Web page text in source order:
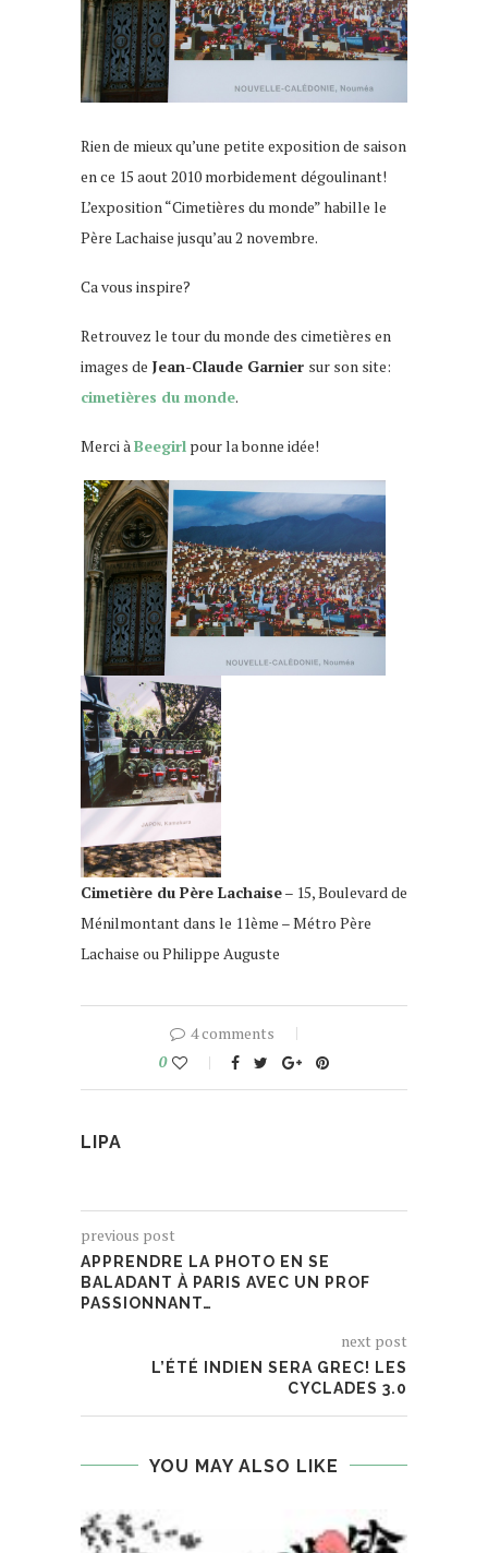
Rien de mieux qu’une petite exposition de saison
en ce 15 aout 2010 morbidement dégoulinant!
L’exposition “Cimetières du monde” habille le
Père Lachaise jusqu’au 2 novembre.
Ca vous inspire?
Retrouvez le tour du monde des cimetières en
images de Jean-Claude Garnier sur son site:
cimetières du monde.
Merci àBeegirl pour la bonne idée!
Cimetière du Père Lachaise– 15, Boulevard de
Ménilmontant dans le 11ème – Métro Père
Lachaise ou Philippe Auguste
4 comments
0
LIPA
previous post
APPRENDRE LA PHOTO EN SE
BALADANT À PARIS AVEC UN PROF
PASSIONNANT…
next post
L’ÉTÉ INDIEN SERA GREC! LES
CYCLADES 3.0
YOU MAY ALSO LIKE